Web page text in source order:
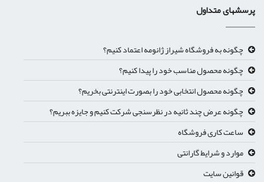
پرسشهای متداول
چگونه به فروشگاه شیراز ژانومه اعتماد کنیم؟
چگونه محصول مناسب خود را پیدا کنیم؟
چگونه محصول انتخابی خود را بصورت اینترنتی بخریم؟
چگونه عرض چند ثانیه در نظرسنجی شرکت کنیم و جایزه ببریم؟
ساعت کاری فروشگاه
موارد و شرایط گارانتی
قوانین سایت